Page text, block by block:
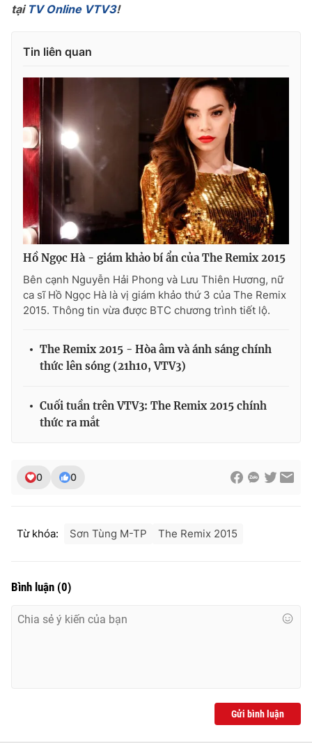
tại TV Online VTV3!
Tin liên quan
Hồ Ngọc Hà - giám khảo bí ẩn của The Remix 2015
Bên cạnh Nguyễn Hải Phong và Lưu Thiên Hương, nữ
ca sĩ Hồ Ngọc Hà là vị giám khảo thứ 3 của The Remix
2015. Thông tin vừa được BTC chương trình tiết lộ.
The Remix 2015 - Hòa âm và ánh sáng chính
thức lên sóng (21h10, VTV3)
Cuối tuần trên VTV3: The Remix 2015 chính
thức ra mắt
0 0
Từ khóa: Sơn Tùng M-TP The Remix 2015
Bình luận (0)
Gửi bình luận